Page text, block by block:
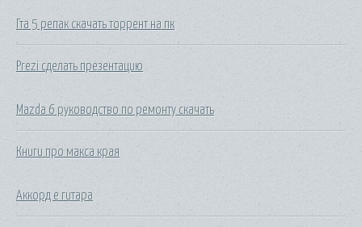
Гта 5 репак скачать торрент на пк
Prezi сделать презентацию
Mazda 6 руководство по ремонту скачать
Книги про макса края
Аккорд e гитара